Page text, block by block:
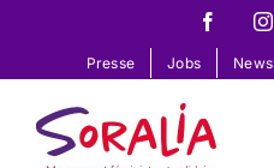
contenu
Presse Jobs